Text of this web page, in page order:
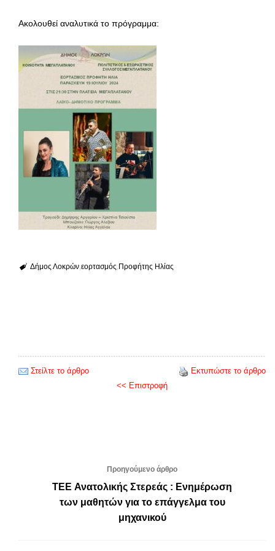
Ακολουθεί αναλυτικά το πρόγραμμα:
Δήμος Λοκρών εορτασμός Προφήτης Ηλίας
Στείλτε το άρθρο
Εκτυπώστε το άρθρο
<< Επιστροφή
Προηγούμενο άρθρο
TEE Ανατολικής Στερεάς : Ενημέρωση
των μαθητών για το επάγγελμα του
μηχανικού